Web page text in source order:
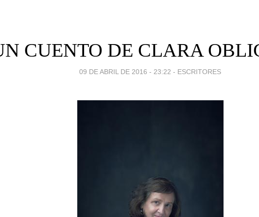
CUENTO DE CLARA
09 DE ABRIL DE 2016 - 23:22 - ESCRITORES